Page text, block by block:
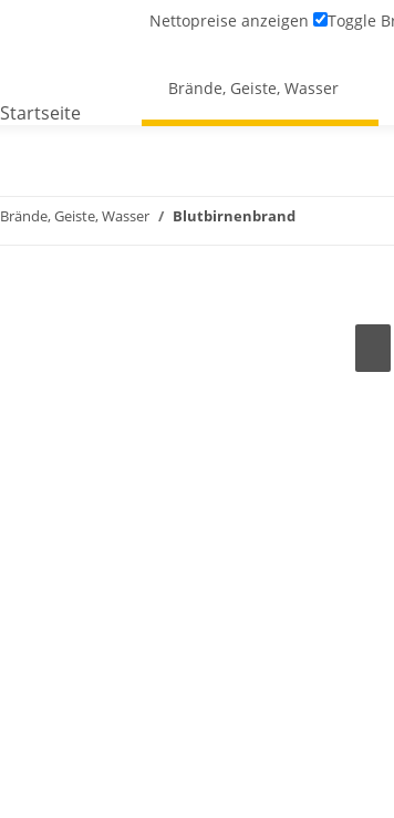
Nettopreise anzeigen Toggle
Brände, Geiste, Wasser
Brände, Geiste, Wasser Blutbirnenbrand